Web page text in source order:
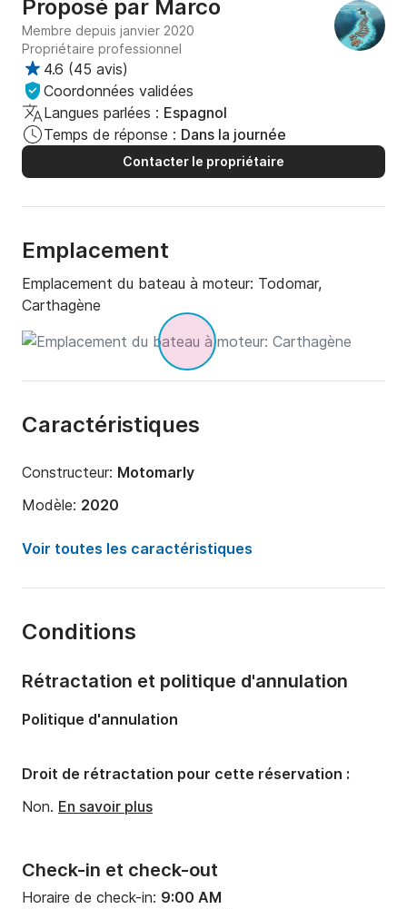
Proposé par Marco
Membre depuis janvier 2020
Propriétaire professionnel
4.6 (45 avis)
Coordonnées validées
Langues parlées : Espagnol
Temps de réponse : Dans la journée
Contacter le propriétaire
Emplacement
Emplacement du bateau à moteur: Todomar,
Carthagène
Caractéristiques
Constructeur: Motomarly
Modèle: 2020
Longueur:
Nombre de cabines:
Nombre de salles de bains:
Voir toutes les caractéristiques
Conditions
Check-in et check-out
Horaire de check-in: 9:00 AM
Rétractation et politique d'annulation
Politique d'annulation
Droit de rétractation pour cette réservation :
Non. En savoir plus